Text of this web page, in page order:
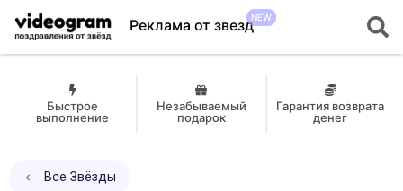
Реклама от звездNEW
Быстрое
выполнение
Незабываемый
подарок
Гарантия возврата
денег
Все Звёзды